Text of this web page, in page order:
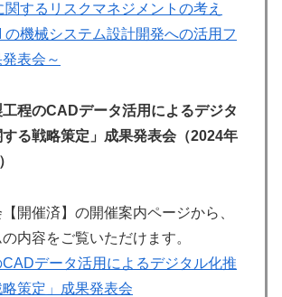
関するリスクマネジメントの考え
機械システム設計開発への活用フ
表会～
工程のCADデータ活用によるデジタ
る戦略策定」成果発表会（2024年
開催済】の開催案内ページから、
の内容をご覧いただけます。
CADデータ活用によるデジタル化推
策定」成果発表会